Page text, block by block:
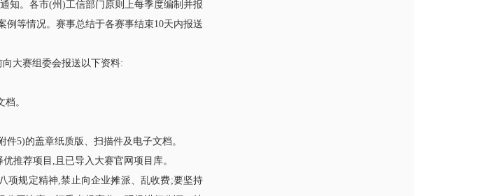
知。各市(州)工信部门原则上每季度编制并报
等情况。赛事总结于各赛事结束10天内报送
大赛组委会报送以下资料:
。
5)的盖章纸质版、扫描件及电子文档。
推荐项目,且已导入大赛官网项目库。
项规定精神,禁止向企业摊派、乱收费;要坚持